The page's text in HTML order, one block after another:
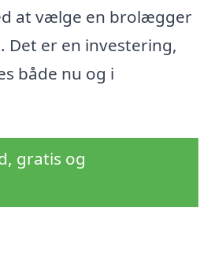
at vælge en brolægger
Det er en investering,
både nu og i
gratis og